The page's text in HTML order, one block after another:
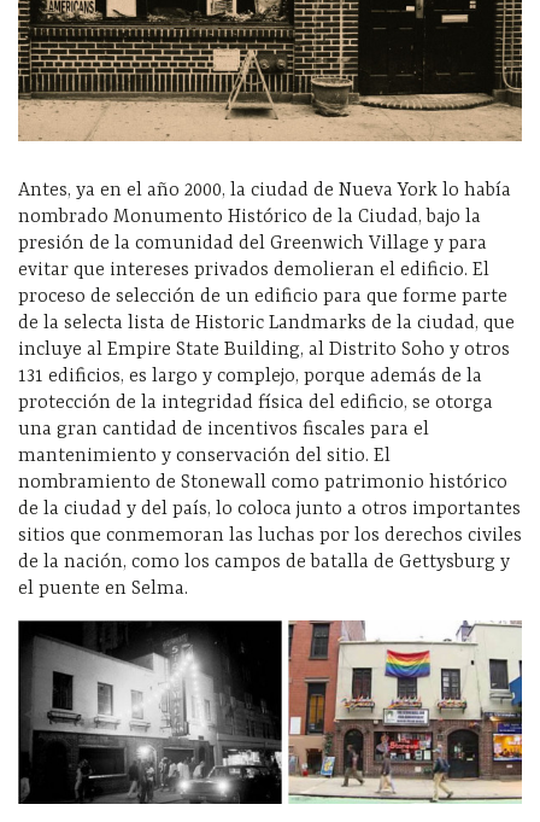
Antes, ya en el año 2000, la ciudad de Nueva York lo había
nombrado Monumento Histórico de la Ciudad, bajo la
presión de la comunidad del Greenwich Village y para
evitar que intereses privados demolieran el edificio. El
proceso de selección de un edificio para que forme parte
de la selecta lista de Historic Landmarks de la ciudad, que
incluye al Empire State Building, al Distrito Soho y otros
131 edificios, es largo y complejo, porque además de la
protección de la integridad física del edificio, se otorga
una gran cantidad de incentivos fiscales para el
mantenimiento y conservación del sitio. El
nombramiento de Stonewall como patrimonio histórico
de la ciudad y del país, lo coloca junto a otros importantes
sitios que conmemoran las luchas por los derechos civiles
de la nación, como los campos de batalla de Gettysburg y
el puente en Selma.